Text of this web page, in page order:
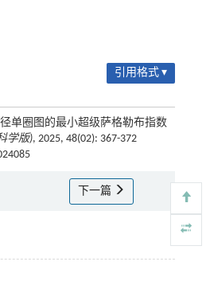
引用格式 ▾
单圈图的最小超级萨格勒布指数
学版), 2025, 48(02): 367-372
下一篇